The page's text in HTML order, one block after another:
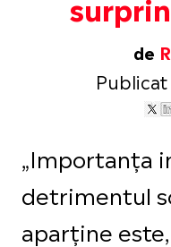
de
„Importanța
detrimentul
aparține